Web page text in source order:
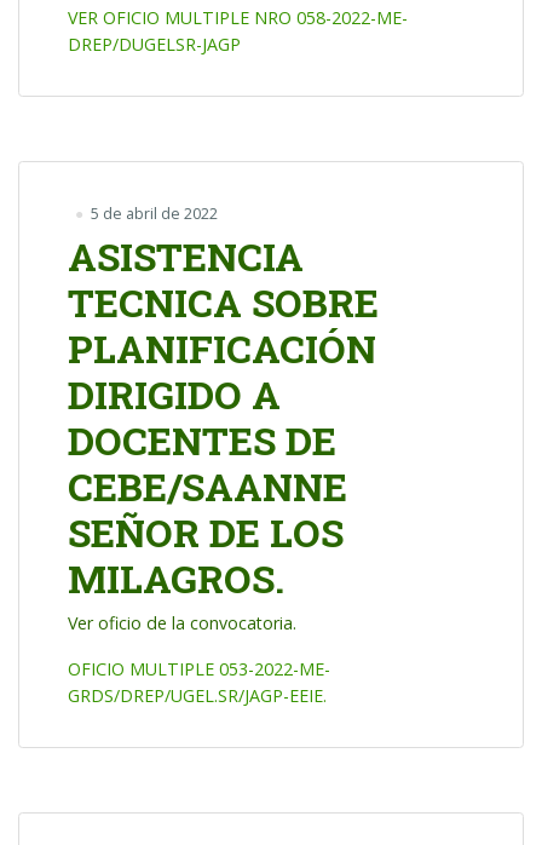
VER OFICIO MULTIPLE NRO 058-2022-ME-
DREP/DUGELSR-JAGP
5 de abril de 2022
ASISTENCIA
TECNICA SOBRE
PLANIFICACIÓN
DIRIGIDO A
DOCENTES DE
CEBE/SAANNE
SEÑOR DE LOS
MILAGROS.
Ver oficio de la convocatoria.
OFICIO MULTIPLE 053-2022-ME-
GRDS/DREP/UGEL.SR/JAGP-EEIE.